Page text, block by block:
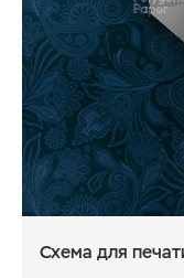
Схема для